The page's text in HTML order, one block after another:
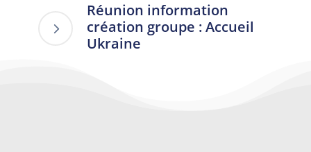
Réunion information
création groupe : Accueil
Ukraine